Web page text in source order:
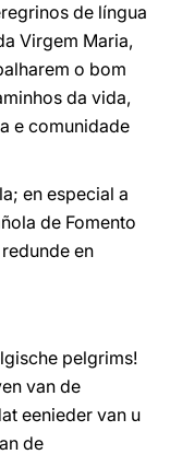
de língua
Virgem Maria,
o bom
da vida,
e comunidade
en especial a
de Fomento
en
pelgrims!
van de
eenieder van u
de